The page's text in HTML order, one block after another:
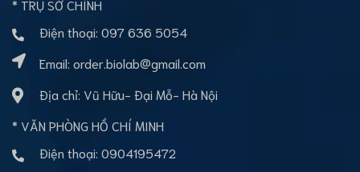
* TRỤ SỞ CHÍNH
Điện thoại: 097 636 5054
Email: order.biolab@gmail.com
Địa chỉ: Vũ Hữu- Đại Mỗ- Hà Nội
* VĂN PHÒNG HỒ CHÍ MINH
Điện thoại: 0904195472